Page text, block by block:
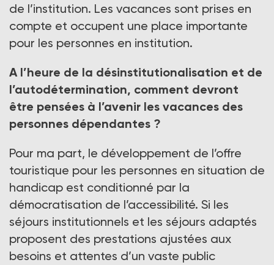
de l’institution. Les vacances sont prises en
compte et occupent une place importante
pour les personnes en institution.
A l’heure de la désinstitutionalisation et de
l’autodétermination, comment devront
être pensées à l’avenir les vacances des
personnes dépendantes ?
Pour ma part, le développement de l’offre
touristique pour les personnes en situation de
handicap est conditionné par la
démocratisation de l’accessibilité. Si les
séjours institutionnels et les séjours adaptés
proposent des prestations ajustées aux
besoins et attentes d’un vaste public